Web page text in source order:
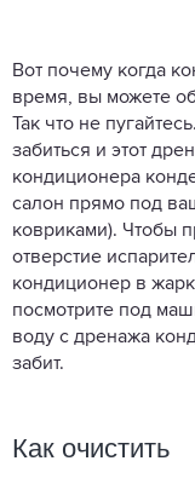
Вот почему когда
время, вы можете
Так что не
забиться и этот
кондиционера
салон прямо под
ковриками). Чтобы
отверстие
кондиционер в
посмотрите под
воду с дренажа
забит.
Как очистить